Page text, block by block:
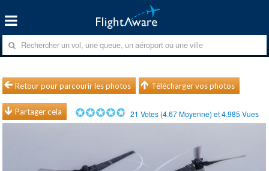
Retour pour parcourir les photos Télécharger vos photos
Partager cela 21 Votes (4.67Moyenne) et4.985 Vues